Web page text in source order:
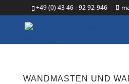
+49 (0) 43 46 - 92 92-946
WANDMASTEN UND